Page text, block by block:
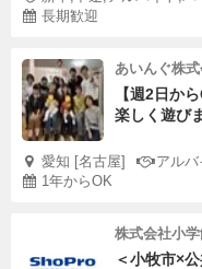
長期歓迎
あいんぐ株
【週2日か
楽しく遊び
愛知 [名古屋] アルバ
1年からOK
株式会社小
＜小牧市×